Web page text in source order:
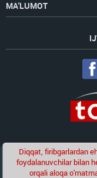
MA'LUMOT
Golden
Diqqat, firibgarlardan
foydalanuvchilar bilan
orqali aloqa